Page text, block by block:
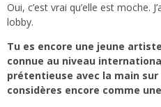
Oui, c’est vrai qu’elle est moche.
lobby.
Tu es encore une jeune
connue au niveau
prétentieuse avec la main
considères encore comme